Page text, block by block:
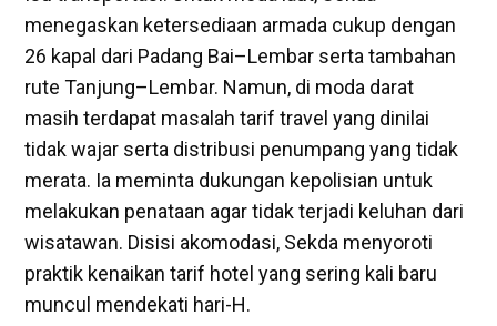
menegaskan ketersediaan armada cukup dengan
26 kapal dari Padang Bai–Lembar serta tambahan
rute Tanjung–Lembar. Namun, di moda darat
masih terdapat masalah tarif travel yang dinilai
tidak wajar serta distribusi penumpang yang tidak
merata. Ia meminta dukungan kepolisian untuk
melakukan penataan agar tidak terjadi keluhan dari
wisatawan. Disisi akomodasi, Sekda menyoroti
praktik kenaikan tarif hotel yang sering kali baru
muncul mendekati hari-H.